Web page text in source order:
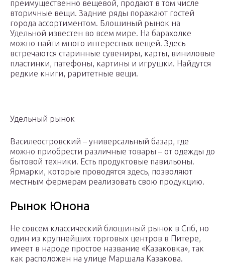
преимущественно вещевой, продают в том числе
вторичные вещи. Задние ряды поражают гостей
города ассортиментом. Блошиный рынок на
Удельной известен во всем мире. На барахолке
можно найти много интересных вещей. Здесь
встречаются старинные сувениры, карты, виниловые
пластинки, патефоны, картины и игрушки. Найдутся
редкие книги, раритетные вещи.
Удельный рынок
Василеостровский – универсальный базар, где
можно приобрести различные товары – от одежды до
бытовой техники. Есть продуктовые павильоны.
Ярмарки, которые проводятся здесь, позволяют
местным фермерам реализовать свою продукцию.
Рынок Юнона
Не совсем классический блошиный рынок в Спб, но
один из крупнейших торговых центров в Питере,
имеет в народе простое название «Казаковка», так
как расположен на улице Маршала Казакова.